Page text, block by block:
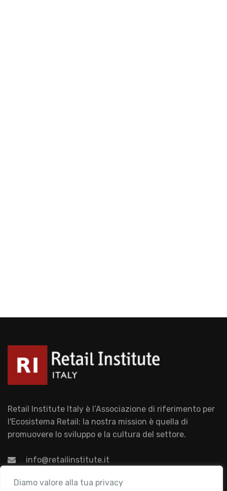
Diamo valore alla tua privacy
Retail Institute Italy è l’Associazione di riferimento per
l'Ecosistema Retail: la nostra mission è quella di
promuovere lo sviluppo e la cultura del settore.
info@retailinstitute.it
Associazione